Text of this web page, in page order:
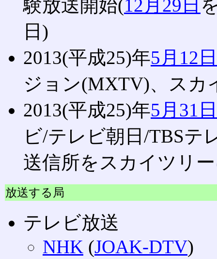
験放送開始(12月29日
日)
2013(平成25)年5月12日
ジョン(MXTV)、スカ
2013(平成25)年5月31日
ビ/テレビ朝日/TBSテ
送信所をスカイツリ
放送する局
テレビ放送
NHK (JOAK-DTV)